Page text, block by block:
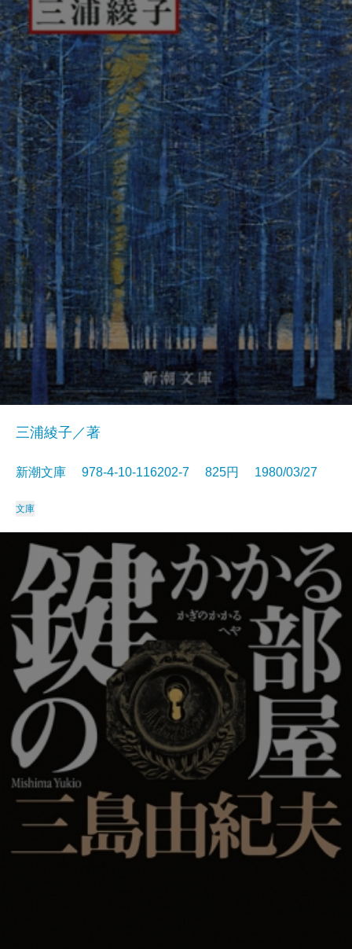
三浦綾子／著
新潮文庫 978-4-10-116202-7 825円 1980/03/27
文庫